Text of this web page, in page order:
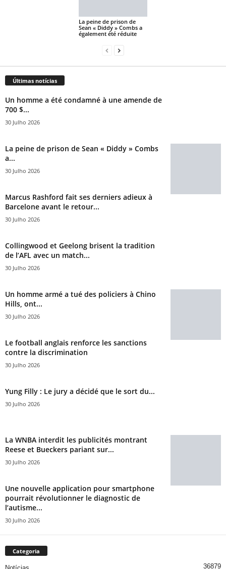
La peine de prison de
Sean « Diddy » Combs a
également été réduite
Últimas notícias
Un homme a été condamné à une amende de
700 $...
30 Julho 2026
La peine de prison de Sean « Diddy » Combs
a...
30 Julho 2026
Marcus Rashford fait ses derniers adieux à
Barcelone avant le retour...
30 Julho 2026
Collingwood et Geelong brisent la tradition
de l’AFL avec un match...
30 Julho 2026
Un homme armé a tué des policiers à Chino
Hills, ont...
30 Julho 2026
Le football anglais renforce les sanctions
contre la discrimination
30 Julho 2026
Yung Filly : Le jury a décidé que le sort du...
30 Julho 2026
La WNBA interdit les publicités montrant
Reese et Bueckers pariant sur...
30 Julho 2026
Une nouvelle application pour smartphone
pourrait révolutionner le diagnostic de
l’autisme...
30 Julho 2026
Categoria
36879